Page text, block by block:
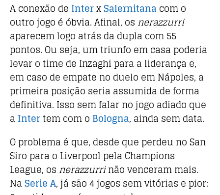
A conexão de InterxSalernitana com o
outro jogo é óbvia. Afinal, os nerazzurri
aparecem logo atrás da dupla com 55
pontos. Ou seja, um triunfo em casa poderia
levar o time de Inzaghi para a liderança e,
em caso de empate no duelo em Nápoles, a
primeira posição seria assumida de forma
definitiva. Isso sem falar no jogo adiado que
a Intertem com o Bologna, ainda sem data.
O problema é que, desde que perdeu no San
Siro para o Liverpool pela Champions
League, os nerazzurrinão venceram mais.
NaSerie A, já são 4 jogos sem vitórias e pior: